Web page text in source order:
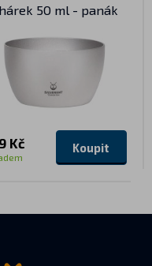
50 ml - panák
Kč Koupit